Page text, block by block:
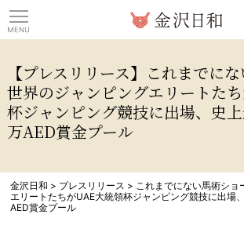
【プレスリリース】これまでに
世界のジャンピングエリートた
杯ジャンピング競技に出場、史
万AED賞金プール
金沢日和 > プレスリリース > これまでにない馬術ショ
エリートたちがUAE大統領杯ジャンピング競技に出場
AED賞金プール